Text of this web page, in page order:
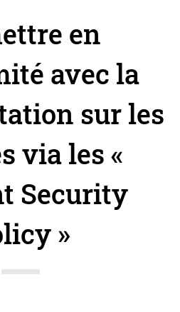
t
e
g
o
r
i
s
en
avec la
sur les
via les «
Security
»